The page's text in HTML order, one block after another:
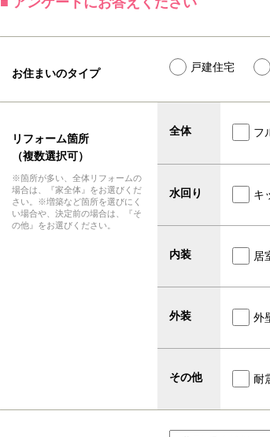
お住まいのタイプ 戸建住宅
リフォーム箇所
（複数選択可）
※箇所が多い、全体リフォームの
場合は、『家全体』をお選びくだ
さい。※増築など箇所を選びにく
い場合や、決定前の場合は、『そ
の他』をお選びください。
全体 フ
水回り キ
内装 居
外装 外
その他 耐